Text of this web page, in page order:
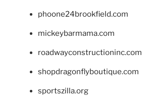
phoone24brookfield.com
mickeybarmama.com
roadwayconstructioninc.com
shopdragonflyboutique.com
sportszilla.org